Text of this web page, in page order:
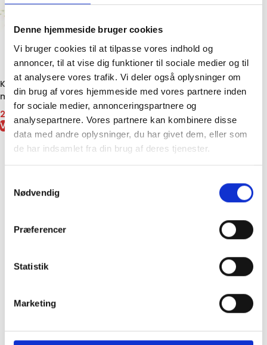
Denne hjemmeside bruger cookies
Vi bruger cookies til at tilpasse vores indhold og
annoncer, til at vise dig funktioner til sociale medier og til
at analysere vores trafik. Vi deler også oplysninger om
din brug af vores hjemmeside med vores partnere inden
for sociale medier, annonceringspartnere og
analysepartnere. Vores partnere kan kombinere disse
data med andre oplysninger, du har givet dem, eller som
de har indsamlet fra din brug af deres tjenester.
Nødvendig
Præferencer
Statistik
Marketing
Knust løg 80g | Tørret løg
med kraftig smag
29,95
kr.
VIS VARE